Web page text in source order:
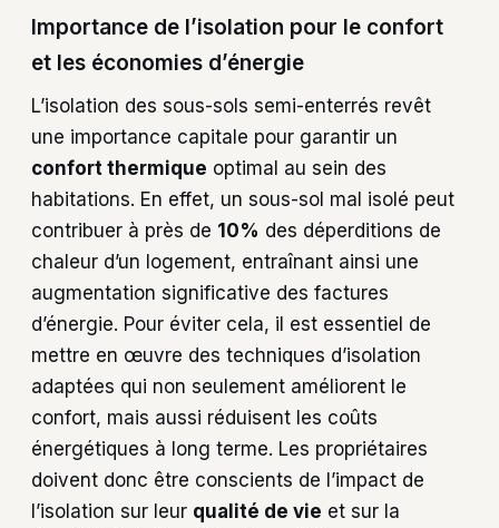
Importance de l’isolation pour le confort
et les économies d’énergie
L’isolation des sous-sols semi-enterrés revêt
une importance capitale pour garantir un
confort thermique optimal au sein des
habitations. En effet, un sous-sol mal isolé peut
contribuer à près de 10% des déperditions de
chaleur d’un logement, entraînant ainsi une
augmentation significative des factures
d’énergie. Pour éviter cela, il est essentiel de
mettre en œuvre des techniques d’isolation
adaptées qui non seulement améliorent le
confort, mais aussi réduisent les coûts
énergétiques à long terme. Les propriétaires
doivent donc être conscients de l’impact de
l’isolation sur leur qualité de vie et sur la